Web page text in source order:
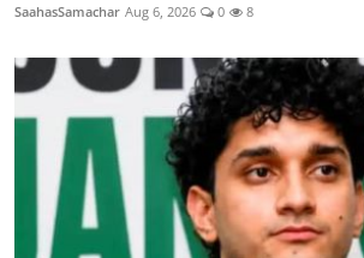
SaahasSamachar Aug 6, 2026 0 8